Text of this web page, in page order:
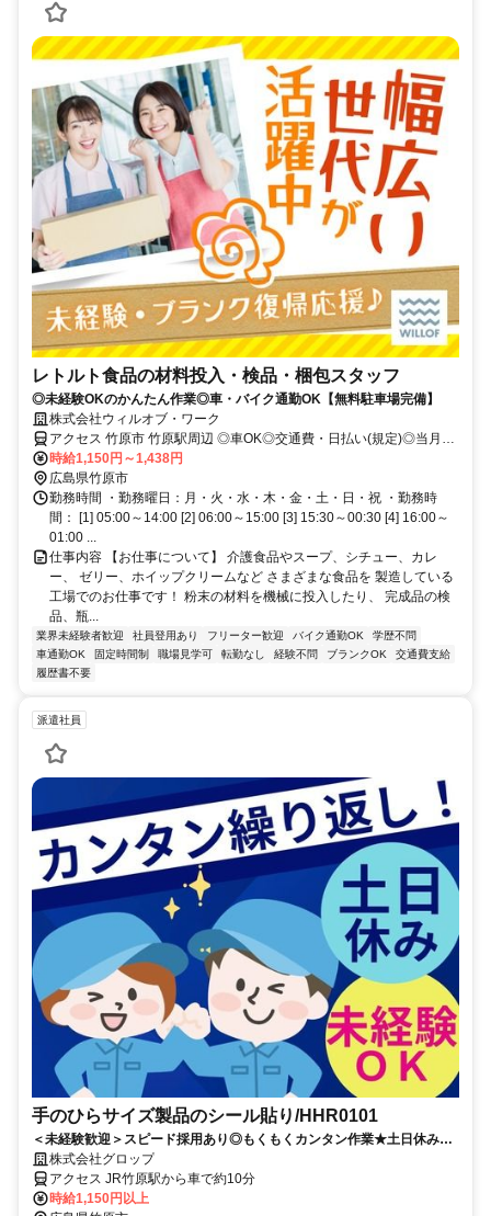
レトルト食品の材料投入・検品・梱包スタッフ
◎未経験OKのかんたん作業◎車・バイク通勤OK【無料駐車場完備】
株式会社ウィルオブ・ワーク
アクセス 竹原市 竹原駅周辺 ◎車OK◎交通費・日払い(規定)◎当月
中・翌月入社大歓迎♪
時給1,150円～1,438円
広島県竹原市
勤務時間 ・勤務曜日：月・火・水・木・金・土・日・祝 ・勤務時
間： [1] 05:00～14:00 [2] 06:00～15:00 [3] 15:30～00:30 [4] 16:00～
01:00 ...
仕事内容 【お仕事について】 介護食品やスープ、シチュー、カレ
ー、 ゼリー、ホイップクリームなど さまざまな食品を 製造している
工場でのお仕事です！ 粉末の材料を機械に投入したり、 完成品の検
品、瓶...
業界未経験者歓迎 社員登用あり フリーター歓迎 バイク通勤OK
学歴不問
車通勤OK
固定時間制 職場見学可 転勤なし 経験不問 ブランクOK
交通費支給
履歴書不要
派遣社員
手のひらサイズ製品のシール貼り/HHR0101
＜未経験歓迎＞スピード採用あり◎もくもくカンタン作業★土日休み＆
残業少なめ★車通勤OK！
株式会社グロップ
アクセス JR竹原駅から車で約10分
時給1,150円以上